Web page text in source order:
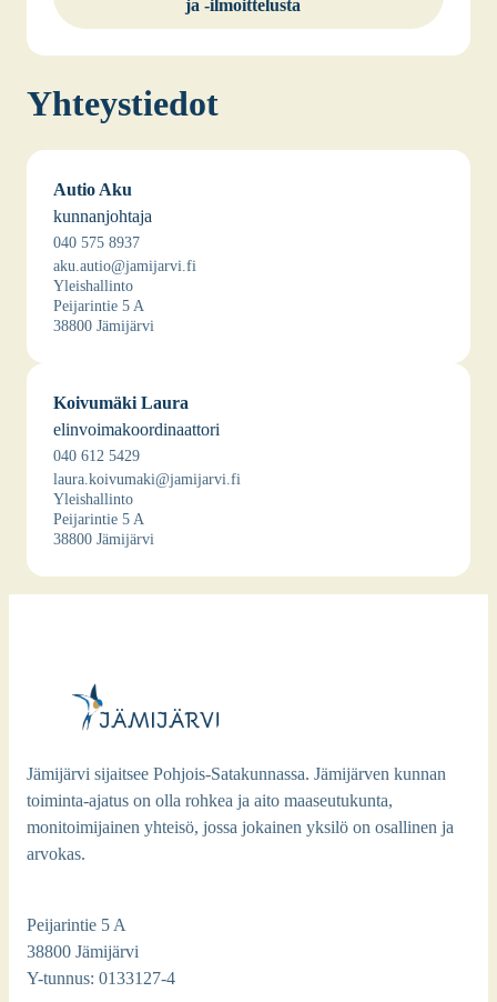
ja ‑ilmoit­te­lus­ta
Yhteys­tie­dot
Autio Aku
kun­nan­joh­ta­ja
040 575 8937
aku.autio@jamijarvi.fi
Yleis­hal­lin­to
Pei­ja­rin­tie 5 A
38800 Jämi­jär­vi
Koi­vu­mä­ki Lau­ra
elin­voi­ma­koor­di­naat­to­ri
040 612 5429
laura.koivumaki@jamijarvi.fi
Yleis­hal­lin­to
Pei­ja­rin­tie 5 A
38800 Jämi­jär­vi
Jämijärvi sijaitsee Pohjois-Satakunnassa. Jämijärven kunnan
toiminta-ajatus on olla rohkea ja aito maaseutukunta,
monitoimijainen yhteisö, jossa jokainen yksilö on osallinen ja
arvokas.
Peijarintie 5 A
38800 Jämijärvi
Y-tunnus: 0133127-4